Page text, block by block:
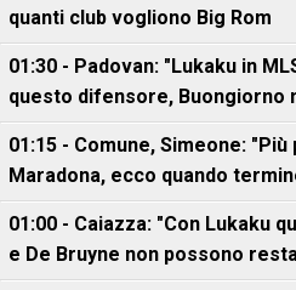
quanti club vogliono Big Rom
01:30 - Padovan: "Lukaku in
questo difensore, Buongiorno
01:15 - Comune, Simeone:
Maradona, ecco quando
01:00 - Caiazza: "Con Lukaku
e De Bruyne non possono